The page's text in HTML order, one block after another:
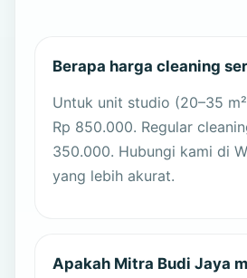
Berapa harga cleaning
Untuk unit studio (20–35
Rp 850.000. Regular
350.000. Hubungi kami di
yang lebih akurat.
Apakah Mitra Budi Jaya